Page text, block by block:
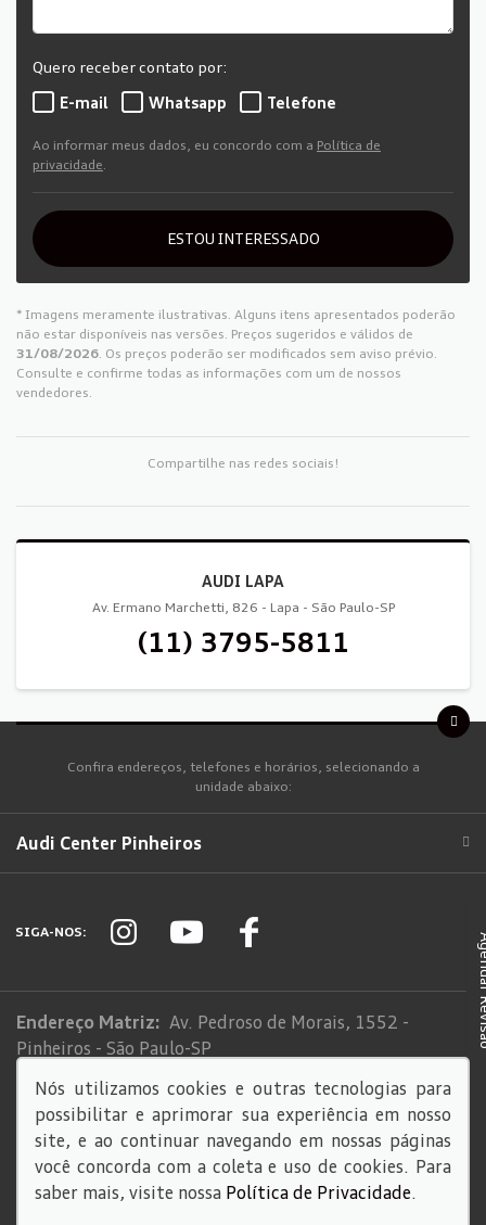
Quero receber contato por:
E-mail
Whatsapp Telefone
Ao informar meus dados, eu concordo com a Política de
privacidade
ESTOU INTERESSADO
* Imagens meramente ilustrativas. Alguns itens apresentados poderão
não estar disponíveis nas versões. Preços sugeridos e válidos de
31/08/2026 . Os preços poderão ser modificados sem aviso prévio.
Consulte e confirme todas as informações com um de nossos
vendedores.
Compartilhe nas redes sociais!
AUDI LAPA
Av. Ermano Marchetti, 826 - Lapa - São Paulo-SP
(11) 3795-5811
Confira endereços, telefones e horários, selecionando a
unidade abaixo:
Audi Center Pinheiros
SIGA-NOS:
Endereço Matriz: Av. Pedroso de Morais, 1552 -
Pinheiros - São Paulo-SP
Sistema de informações de Créditos (SCR)
Código de Conduta
© Copyright 2026
Nós utilizamos cookies e outras tecnologias para
possibilitar e aprimorar sua experiência em nosso
site, e ao continuar navegando em nossas páginas
você concorda com a coleta e uso de cookies. Para
saber mais, visite nossa Política de Privacidade.